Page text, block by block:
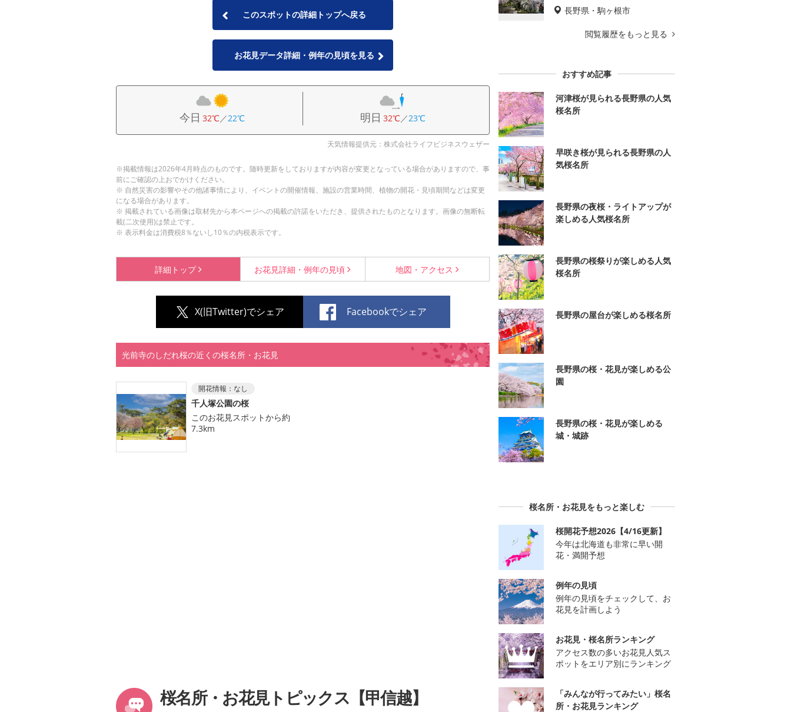
このスポットの詳細トップへ戻る
お花見データ詳細・例年の見頃を見る
今日 32℃／22℃ 明日 32℃／23℃
天気情報提供元：株式会社ライフビジネスウェザー
※掲載情報は2026年4月時点のものです。随時更新をしておりますが内容が変更となっている場合がありますので、事
前にご確認の上おでかけください。
※ 自然災害の影響やその他諸事情により、イベントの開催情報、施設の営業時間、植物の開花・見頃期間などは変更
になる場合があります。
※ 掲載されている画像は取材先から本ページへの掲載の許諾をいただき、提供されたものとなります。画像の無断転
載(二次使用)は禁止です。
※ 表示料金は消費税8％ないし10％の内税表示です。
詳細 トップ お花見詳細・例年の見頃 地図・ アクセス
X(旧Twitter)でシェア Facebookでシェア
光前寺のしだれ桜の近くの桜名所・お花見
開花情報： なし
千人塚公園の桜
このお花見スポットから約
7.3km
桜名所・お花見トピックス【甲信越】
長野県・駒ヶ根市
閲覧履歴をもっと見る
おすすめ記事
河津桜が見られる長野県の人気
桜名所
早咲き桜が見られる長野県の人
気桜名所
長野県の夜桜・ライトアップが
楽しめる人気桜名所
長野県の桜祭りが楽しめる人気
桜名所
長野県の屋台が楽しめる桜名所
長野県の桜・花見が楽しめる公
園
長野県の桜・花見が楽しめる
城・城跡
桜名所・お花見をもっと楽しむ
桜開花予想2026【4/16更新】
今年は北海道も非常に早い開
花・満開予想
例年の見頃
例年の見頃をチェックして、お
花見を計画しよう
お花見・桜名所ランキング
アクセス数の多いお花見人気ス
ポットをエリア別にランキング
「みんなが行ってみたい」桜名
所・お花見ランキング